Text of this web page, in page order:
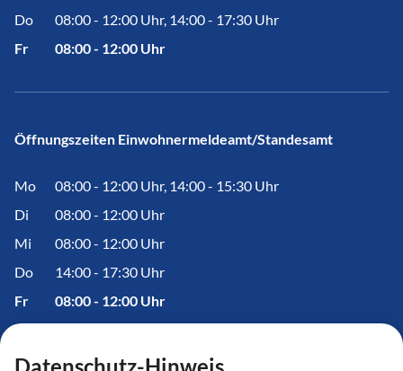
Do
08:00 - 12:00 Uhr, 14:00 - 17:30 Uhr
Fr
08:00 - 12:00 Uhr
Öffnungszeiten Einwohnermeldeamt/Standesamt
Mo
08:00 - 12:00 Uhr, 14:00 - 15:30 Uhr
Di
08:00 - 12:00 Uhr
Mi
08:00 - 12:00 Uhr
Do
14:00 - 17:30 Uhr
Fr
08:00 - 12:00 Uhr